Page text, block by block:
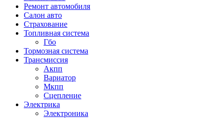
Ремонт автомобиля
Салон авто
Страхование
Топливная система
Гбо
Тормозная система
Трансмиссия
Акпп
Вариатор
Мкпп
Сцепление
Электрика
Электроника